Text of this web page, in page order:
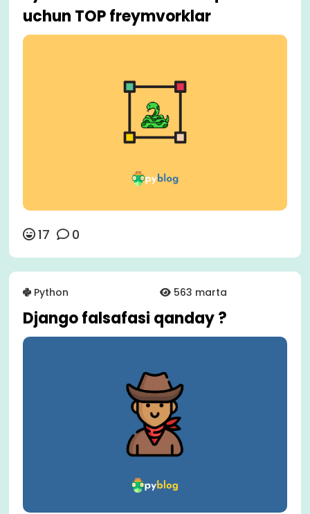
uchun TOP freymvorklar
17 0
Python 563 marta
Django falsafasi qanday ?